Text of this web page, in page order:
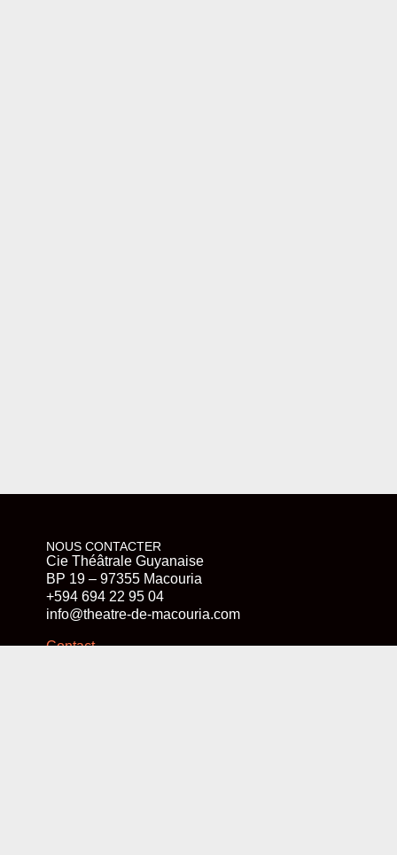
NOUS CONTACTER
Cie Théâtrale Guyanaise
BP 19 – 97355 Macouria
+594 694 22 95 04
info@theatre-de-macouria.com
Contact